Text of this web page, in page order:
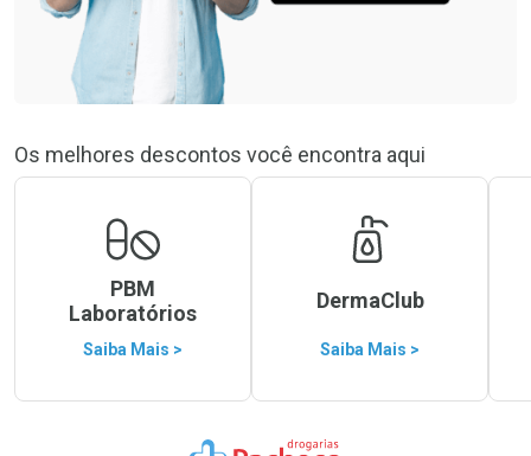
Os melhores descontos você encontra aqui
PBM
Laboratórios
Saiba Mais >
DermaClub
Saiba Mais >